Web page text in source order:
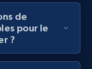
de
pour le
?